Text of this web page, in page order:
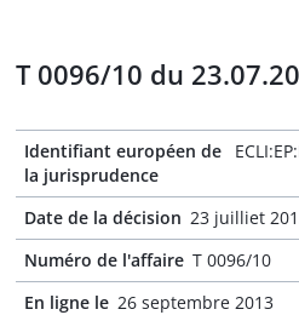
T 0096/10 du
Identifiant européen de
la jurisprudence
Date de la décision 23 juilliet
Numéro de l'affaire T 0096/10
En ligne le 26 septembre 2013